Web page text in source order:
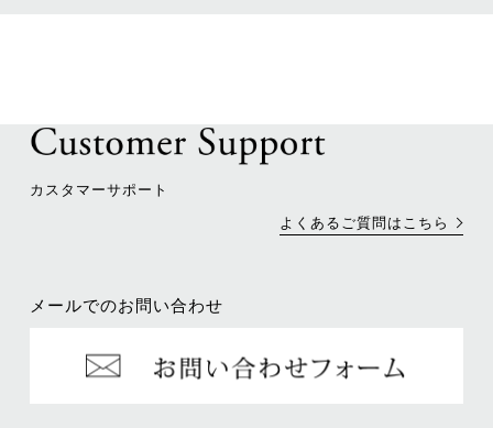
カスタマーサポート
よくあるご質問はこちら
メールでのお問い合わせ